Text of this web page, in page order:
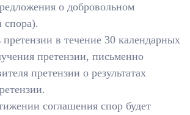
о добровольном
спора).
в течение 30 календарных
претензии, письменно
претензии о результатах
соглашения спор будет